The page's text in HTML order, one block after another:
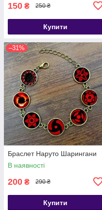
150 ₴ 250 ₴
Купити
–31%
Браслет Наруто Шарингани
В наявності
200 ₴ 290 ₴
Купити